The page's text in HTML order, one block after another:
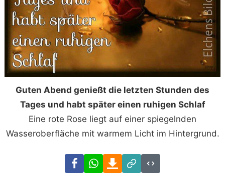
Guten Abend genießt die letzten Stunden des
Tages und habt später einen ruhigen Schlaf
Eine rote Rose liegt auf einer spiegelnden
Wasseroberfläche mit warmem Licht im Hintergrund.
FacebookWhatsAppDownload
Link
Code